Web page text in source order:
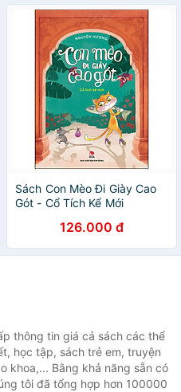
Sách Con Mèo Đi Giày Cao
Gót - Cổ Tích Kể Mới
126.000 đ
thông tin giá cả sách các thể
học tập, sách trẻ em, truyện
khoa,... Bằng khả năng sẵn có
tôi đã tổng hợp hơn 100000